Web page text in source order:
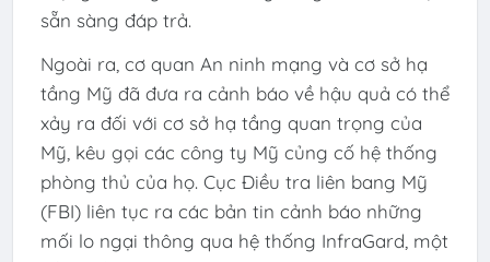
sẵn sàng đáp trả.
Ngoài ra, cơ quan An ninh mạng và cơ sở hạ
tầng Mỹ đã đưa ra cảnh báo về hậu quả có thể
xảy ra đối với cơ sở hạ tầng quan trọng của
Mỹ, kêu gọi các công ty Mỹ củng cố hệ thống
phòng thủ của họ. Cục Điều tra liên bang Mỹ
(FBI) liên tục ra các bản tin cảnh báo những
mối lo ngại thông qua hệ thống InfraGard, một